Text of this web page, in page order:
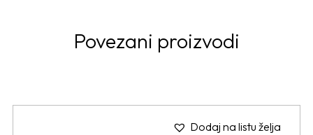
Povezani proizvodi
Dodaj na listu želja